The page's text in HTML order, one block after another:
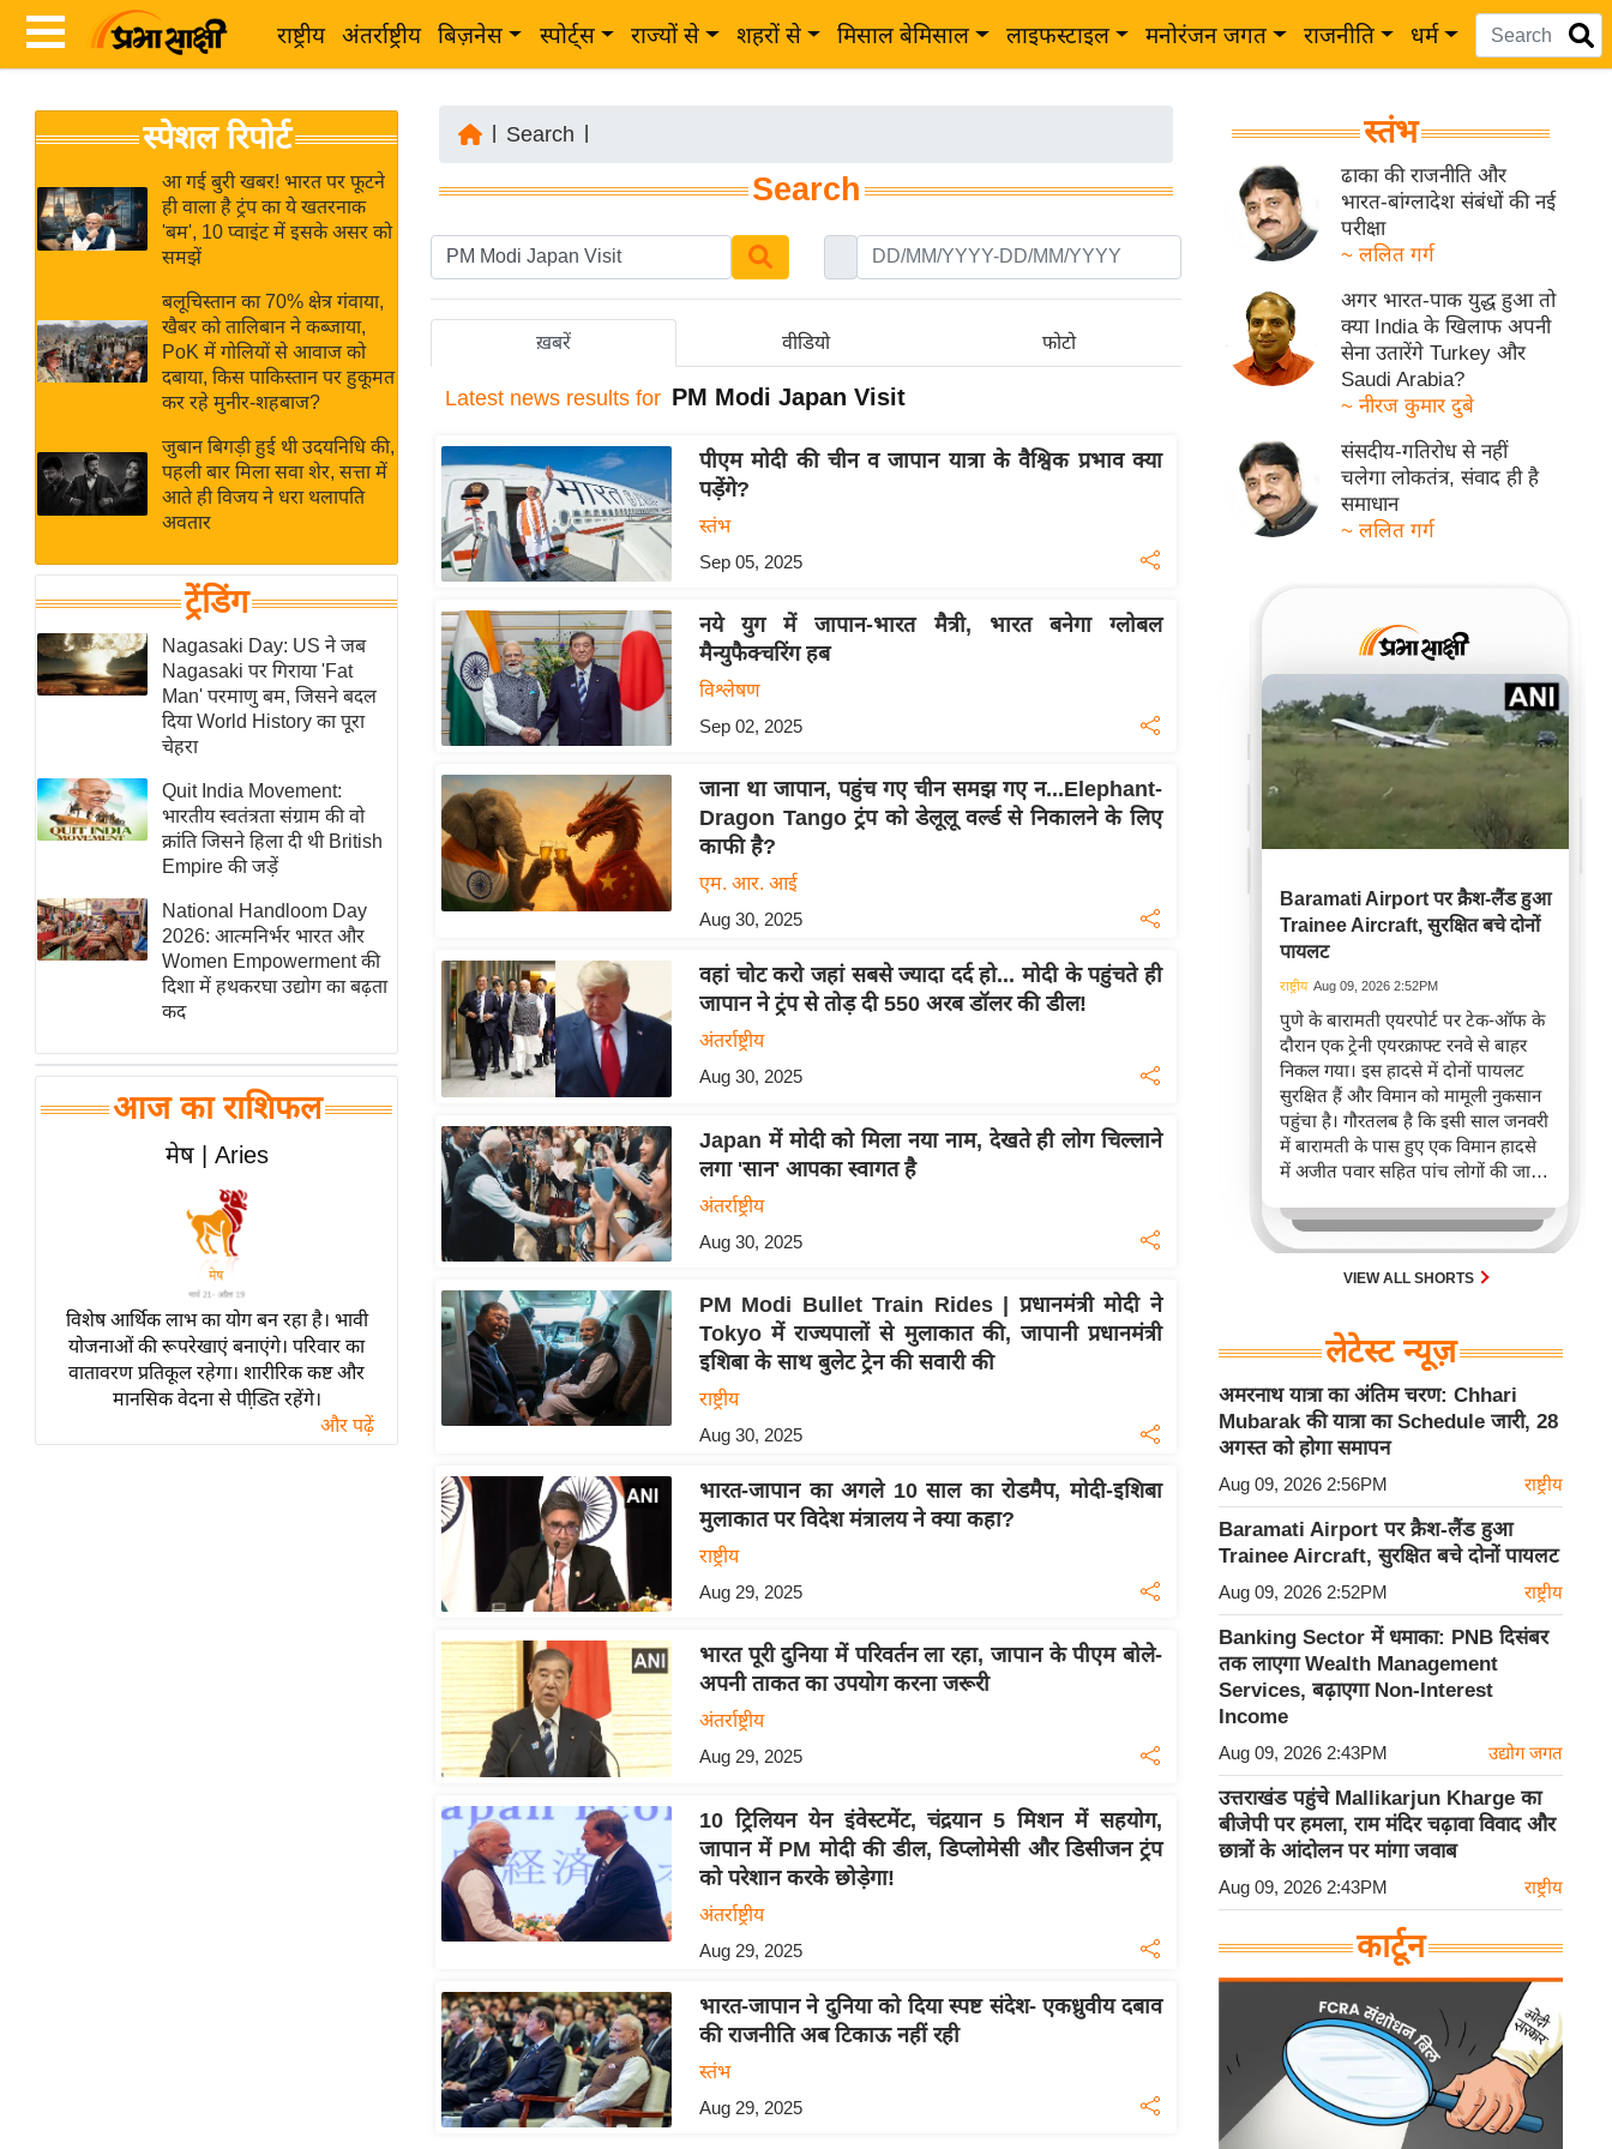
राष्ट्रीय अंतर्राष्ट्रीय बिज़नेस स्पोर्ट्स राज्यों से शहरों से मिसाल बेमिसाल लाइफस्टाइल मनोरंजन जगत राजनीति धर्म
News
Hindi
Live
News in
Hindi
News
Hindi
Videos
ख
ब
र
अंतर्राष्ट्रीय
बिज़नेस
विशेषज्ञ
राय
खेल
क्रिकेट
IPL
2026
मिसाल बेमिसाल
शख्सियत
यंग इंडिया
साहित्य जगत
ऑटो वर्ल्ड
न्यूज ब्रीफ
मनोरंजन जगत
बॉलीवुड
हॉलीवुड
Breaking
लाइफस्टाइल
ब्यूटी/फैशन
घरेलू नुस्खे
पर्यटन स्थल
स्पेशल रिपोर्ट
आ गई बुरी खबर! भारत पर फूटने
ही वाला है ट्रंप का ये खतरनाक
'बम', 10 प्वाइंट में इसके असर को
समझें
बलूचिस्तान का 70% क्षेत्र गंवाया,
खैबर को तालिबान ने कब्जाया,
PoK में गोलियों से आवाज को
दबाया, किस पाकिस्तान पर हुकूमत
कर रहे मुनीर-शहबाज?
जुबान बिगड़ी हुई थी उदयनिधि की,
पहली बार मिला सवा शेर, सत्ता में
आते ही विजय ने धरा थलापति
अवतार
ट्रेंडिंग
Nagasaki Day: US ने जब
Nagasaki पर गिराया 'Fat
Man' परमाणु बम, जिसने बदल
दिया World History का पूरा
चेहरा
Quit India Movement:
भारतीय स्वतंत्रता संग्राम की वो
क्रांति जिसने हिला दी थी British
Empire की जड़ें
National Handloom Day
2026: आत्मनिर्भर भारत और
Women Empowerment की
दिशा में हथकरघा उद्योग का बढ़ता
कद
आज का राशिफल
मेष | Aries
विशेष आर्थिक लाभ का योग बन रहा है। भावी
योजनाओं की रूपरेखाएं बनाएंगे। परिवार का
वातावरण प्रतिकूल रहेगा। शारीरिक कष्ट और
मानसिक वेदना से पीडि़त रहेंगे।
और पढ़ें
Search
Search
ख़बरें वीडियो फोटो
Latest news results for PM Modi Japan Visit
पीएम मोदी की चीन व जापान यात्रा के वैश्विक प्रभाव क्या
पड़ेंगे?
स्तंभ
Sep 05, 2025
नये युग में जापान-भारत मैत्री, भारत बनेगा ग्लोबल
मैन्युफैक्चरिंग हब
विश्लेषण
Sep 02, 2025
जाना था जापान, पहुंच गए चीन समझ गए न...Elephant-
Dragon Tango ट्रंप को डेलूलू वर्ल्ड से निकालने के लिए
काफी है?
एम. आर. आई
Aug 30, 2025
वहां चोट करो जहां सबसे ज्यादा दर्द हो... मोदी के पहुंचते ही
जापान ने ट्रंप से तोड़ दी 550 अरब डॉलर की डील!
अंतर्राष्ट्रीय
Aug 30, 2025
Japan में मोदी को मिला नया नाम, देखते ही लोग चिल्लाने
लगा 'सान' आपका स्वागत है
अंतर्राष्ट्रीय
Aug 30, 2025
PM Modi Bullet Train Rides | प्रधानमंत्री मोदी ने
Tokyo में राज्यपालों से मुलाकात की, जापानी प्रधानमंत्री
इशिबा के साथ बुलेट ट्रेन की सवारी की
राष्ट्रीय
Aug 30, 2025
भारत-जापान का अगले 10 साल का रोडमैप, मोदी-इशिबा
मुलाकात पर विदेश मंत्रालय ने क्या कहा?
राष्ट्रीय
Aug 29, 2025
भारत पूरी दुनिया में परिवर्तन ला रहा, जापान के पीएम बोले-
अपनी ताकत का उपयोग करना जरूरी
अंतर्राष्ट्रीय
Aug 29, 2025
10 ट्रिलियन येन इंवेस्टमेंट, चंद्रयान 5 मिशन में सहयोग,
जापान में PM मोदी की डील, डिप्लोमेसी और डिसीजन ट्रंप
को परेशान करके छोड़ेगा!
अंतर्राष्ट्रीय
Aug 29, 2025
भारत-जापान ने दुनिया को दिया स्पष्ट संदेश- एकध्रुवीय दबाव
की राजनीति अब टिकाऊ नहीं रही
स्तंभ
Aug 29, 2025
स्तंभ
ढाका की राजनीति और
भारत-बांग्लादेश संबंधों की नई
परीक्षा
~ ललित गर्ग
अगर भारत-पाक युद्ध हुआ तो
क्या India के खिलाफ अपनी
सेना उतारेंगे Turkey और
Saudi Arabia?
~ नीरज कुमार दुबे
संसदीय-गतिरोध से नहीं
चलेगा लोकतंत्र, संवाद ही है
समाधान
~ ललित गर्ग
Baramati Airport पर क्रैश-लैंड हुआ
Trainee Aircraft, सुरक्षित बचे दोनों
पायलट
राष्ट्रीय Aug 09, 2026 2:52PM
पुणे के बारामती एयरपोर्ट पर टेक-ऑफ के
दौरान एक ट्रेनी एयरक्राफ्ट रनवे से बाहर
निकल गया। इस हादसे में दोनों पायलट
सुरक्षित हैं और विमान को मामूली नुकसान
पहुंचा है। गौरतलब है कि इसी साल जनवरी
में बारामती के पास हुए एक विमान हादसे
में अजीत पवार सहित पांच लोगों की जान
VIEW ALL SHORTS
लेटेस्ट न्यूज़
अमरनाथ यात्रा का अंतिम चरण: Chhari
Mubarak की यात्रा का Schedule जारी, 28
अगस्त को होगा समापन
Aug 09, 2026 2:56PM राष्ट्रीय
Baramati Airport पर क्रैश-लैंड हुआ
Trainee Aircraft, सुरक्षित बचे दोनों पायलट
Aug 09, 2026 2:52PM राष्ट्रीय
Banking Sector में धमाका: PNB दिसंबर
तक लाएगा Wealth Management
Services, बढ़ाएगा Non-Interest
Income
Aug 09, 2026 2:43PM उद्योग जगत
उत्तराखंड पहुंचे Mallikarjun Kharge का
बीजेपी पर हमला, राम मंदिर चढ़ावा विवाद और
छात्रों के आंदोलन पर मांगा जवाब
Aug 09, 2026 2:43PM राष्ट्रीय
कार्टून